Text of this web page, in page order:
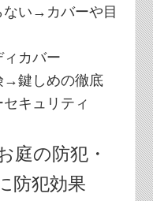
ない→カバーや目
カバー
→鍵しめの徹底
キュリティ
庭の防犯・
防犯効果